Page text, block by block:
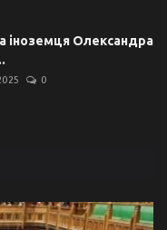
іноземця Олександра
0